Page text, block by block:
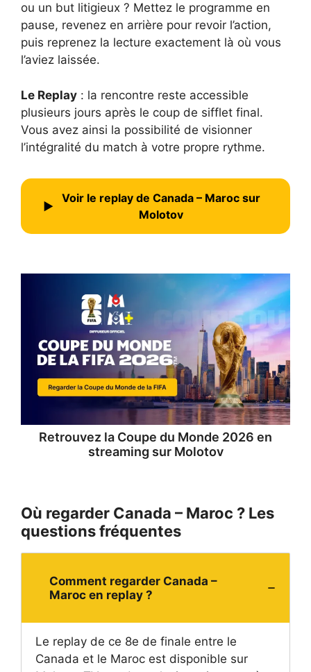
ou un but litigieux ? Mettez le programme en
pause, revenez en arrière pour revoir l’action,
puis reprenez la lecture exactement là où vous
l’aviez laissée.
Le Replay : la rencontre reste accessible
plusieurs jours après le coup de sifflet final.
Vous avez ainsi la possibilité de visionner
l’intégralité du match à votre propre rythme.
▶
Voir le replay de Canada – Maroc sur
Molotov
Retrouvez la Coupe du Monde 2026 en
streaming sur Molotov
Où regarder Canada – Maroc ? Les
questions fréquentes
Comment regarder Canada –
Maroc en replay ?
Le replay de ce 8e de finale entre le
Canada et le Maroc est disponible sur